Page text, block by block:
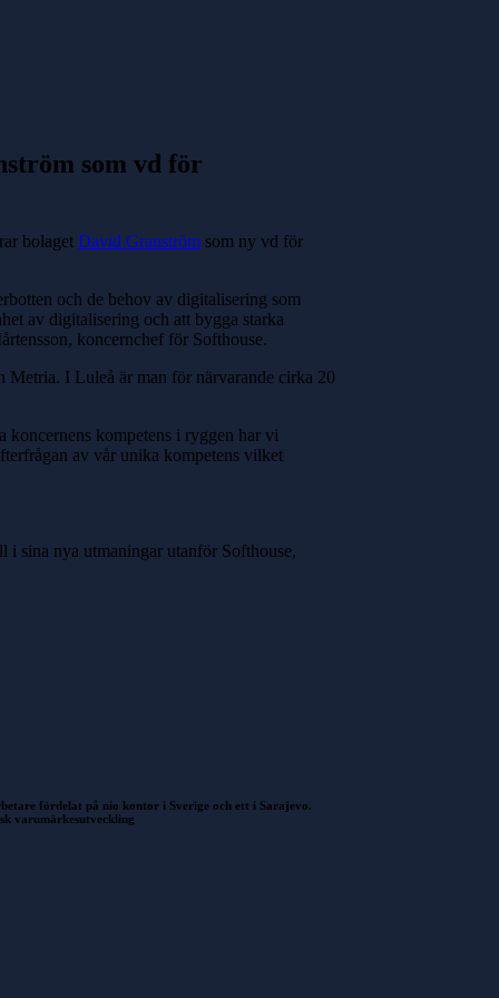
som vd för
bolaget David Granström som ny vd för
och de behov av digitalisering som
av digitalisering och att bygga starka
koncernchef för Softhouse.
Metria. I Luleå är man för närvarande cirka 20
koncernens kompetens i ryggen har vi
av vår unika kompetens vilket
sina nya utmaningar utanför Softhouse,
fördelat på nio kontor i Sverige och ett i Sarajevo.
varumärkesutveckling